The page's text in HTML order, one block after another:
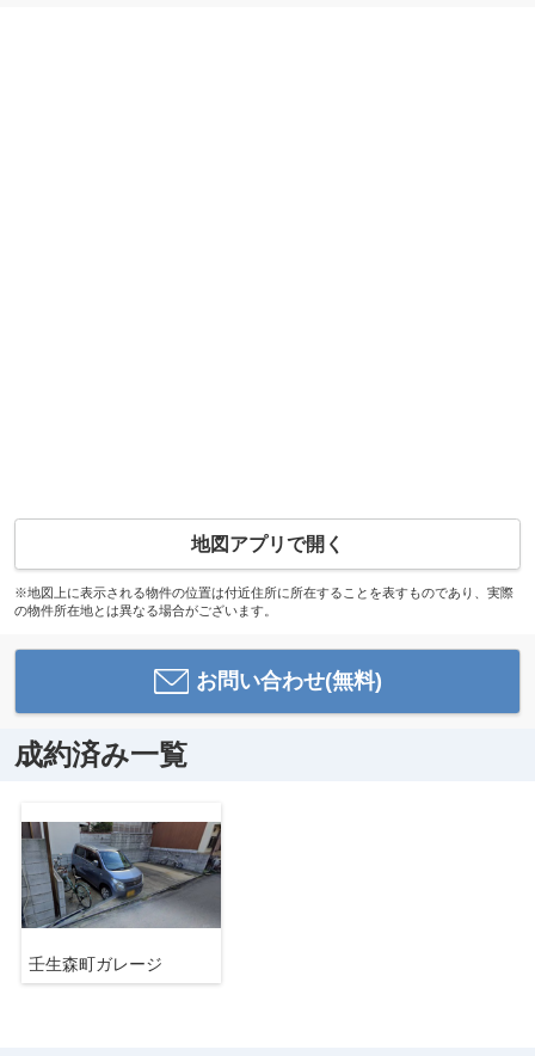
地図アプリで開く
※地図上に表示される物件の位置は付近住所に所在することを表すものであり、実際
の物件所在地とは異なる場合がございます。
お問い合わせ(無料)
成約済み一覧
壬生森町ガレージ